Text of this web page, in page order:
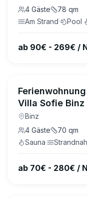
4 Gäste 78 qm
Am Strand· Pool·
ab 90€ - 269€ /
Villa Sofie Binz
Binz
4 Gäste 70 qm
Sauna· Strandnah
ab 70€ - 280€ /